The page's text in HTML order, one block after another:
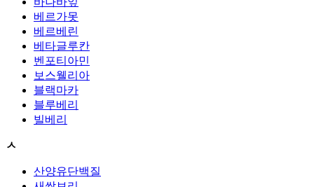
베르가못
베르베린
베타글루칸
벤포티아민
보스웰리아
블랙마카
블루베리
빌베리
ㅅ
산양유단백질